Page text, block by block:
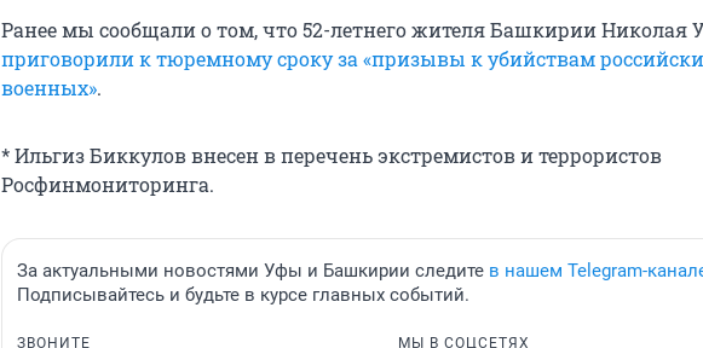
Ранее мы сообщали о том, что 52-летнего жителя Башкирии Николая
приговорили к тюремному сроку за «призывы к убийствам
военных».
* Ильгиз Биккулов внесен в перечень экстремистов и террористов
Росфинмониторинга.
За актуальными новостями Уфы и Башкирии следите в нашем Telegram-
Подписывайтесь и будьте в курсе главных событий.
ЗВОНИТЕ МЫ В СОЦСЕТЯХ